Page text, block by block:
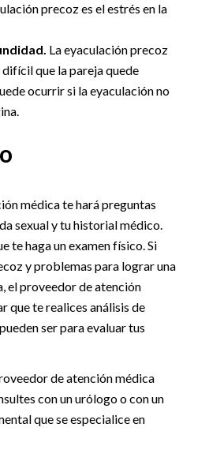
precoz es el estrés en la
La eyaculación precoz
difícil que la pareja quede
ocurrir si la eyaculación no
médica te hará preguntas
sexual y tu historial médico.
te haga un examen físico. Si
y problemas para lograr una
el proveedor de atención
que te realices análisis de
ser para evaluar tus
de atención médica
con un urólogo o con un
que se especialice en